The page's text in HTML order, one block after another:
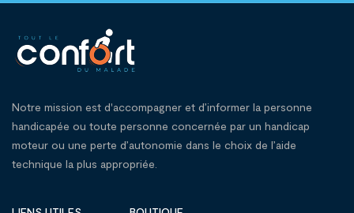
Notre mission est d'accompagner et d’informer la personne
handicapée ou toute personne concernée par un handicap
moteur ou une perte d’autonomie dans le choix de l’aide
technique la plus appropriée.